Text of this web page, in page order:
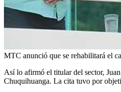
MTC anunció que se rehabilitará el
Así lo afirmó el titular del sector,
Chuquihuanga. La cita tuvo por